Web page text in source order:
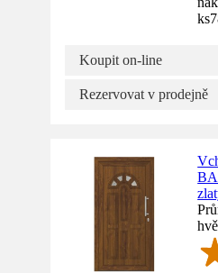
ks
Koupit on-line
Rezervovat v prodejně